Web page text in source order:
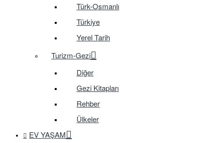
Türk-Osmanlı
Türkiye
Yerel Tarih
Turizm-Gezi
Diğer
Gezi Kitapları
Rehber
Ülkeler
EV YAŞAM